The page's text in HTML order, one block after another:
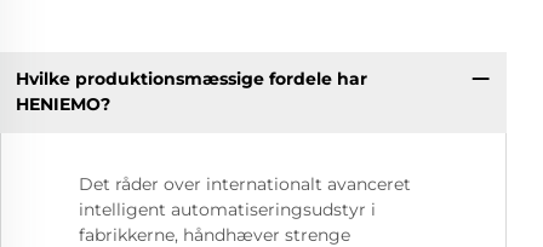
Hvilke produktionsmæssige fordele har
HENIEMO?
Det råder over internationalt avanceret
intelligent automatiseringsudstyr i
fabrikkerne, håndhæver strenge